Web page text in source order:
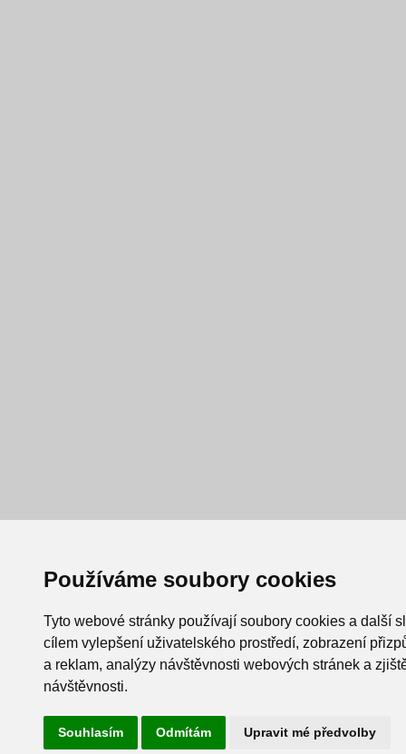
Používáme soubory cookies
Tyto webové stránky používají soubory cookies a další
cílem vylepšení uživatelského prostředí, zobrazení
a reklam, analýzy návštěvnosti webových stránek a
návštěvnosti.
Souhlasím Odmítám Upravit mé předvolby